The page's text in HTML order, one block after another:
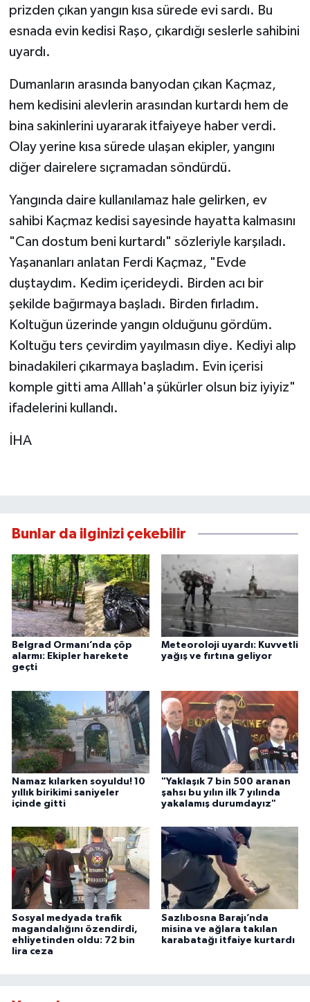
prizden çıkan yangın kısa sürede evi sardı. Bu
esnada evin kedisi Raşo, çıkardığı seslerle sahibini
uyardı.
Dumanların arasında banyodan çıkan Kaçmaz,
hem kedisini alevlerin arasından kurtardı hem de
bina sakinlerini uyararak itfaiyeye haber verdi.
Olay yerine kısa sürede ulaşan ekipler, yangını
diğer dairelere sıçramadan söndürdü.
Yangında daire kullanılamaz hale gelirken, ev
sahibi Kaçmaz kedisi sayesinde hayatta kalmasını
"Can dostum beni kurtardı" sözleriyle karşıladı.
Yaşananları anlatan Ferdi Kaçmaz, "Evde
duştaydım. Kedim içerideydi. Birden acı bir
şekilde bağırmaya başladı. Birden fırladım.
Koltuğun üzerinde yangın olduğunu gördüm.
Koltuğu ters çevirdim yayılmasın diye. Kediyi alıp
binadakileri çıkarmaya başladım. Evin içerisi
komple gitti ama Alllah'a şükürler olsun biz iyiyiz"
ifadelerini kullandı.
İHA
Bunlar da ilginizi çekebilir
Belgrad Ormanı’nda çöp
alarmı: Ekipler harekete
geçti
Meteoroloji uyardı: Kuvvetli
yağış ve fırtına geliyor
Namaz kılarken soyuldu! 10
yıllık birikimi saniyeler
içinde gitti
"Yaklaşık 7 bin 500 aranan
şahsı bu yılın ilk 7 yılında
yakalamış durumdayız"
Sosyal medyada trafik
magandalığını özendirdi,
ehliyetinden oldu: 72 bin
lira ceza
Sazlıbosna Barajı’nda
misina ve ağlara takılan
karabatağı itfaiye kurtardı